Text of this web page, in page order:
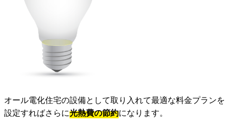
オール電化住宅の設備として取り入れて最適な料金プランを
設定すればさらに光熱費の節約になります。